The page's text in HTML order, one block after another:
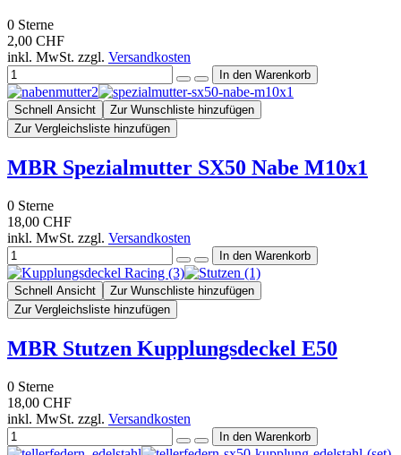
0 Sterne
2,00 CHF
inkl. MwSt. zzgl. Versandkosten
Schnell Ansicht
Zur Wunschliste hinzufügen
Zur Vergleichsliste hinzufügen
MBR Spezialmutter SX50 Nabe M10x1
0 Sterne
18,00 CHF
inkl. MwSt. zzgl. Versandkosten
Schnell Ansicht
Zur Wunschliste hinzufügen
Zur Vergleichsliste hinzufügen
MBR Stutzen Kupplungsdeckel E50
0 Sterne
18,00 CHF
inkl. MwSt. zzgl. Versandkosten